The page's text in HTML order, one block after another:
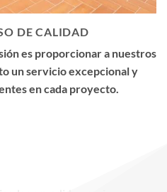
DE CALIDAD
es proporcionar a nuestros
un servicio excepcional y
en cada proyecto.